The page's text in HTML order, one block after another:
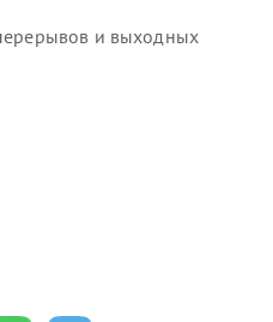
и выходных